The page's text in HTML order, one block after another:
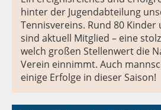
hinter der Jugendabteilung
Tennisvereins. Rund 80 Kinder
sind aktuell Mitglied – eine
welch großen Stellenwert die
Verein einnimmt. Auch
einige Erfolge in dieser Saison!